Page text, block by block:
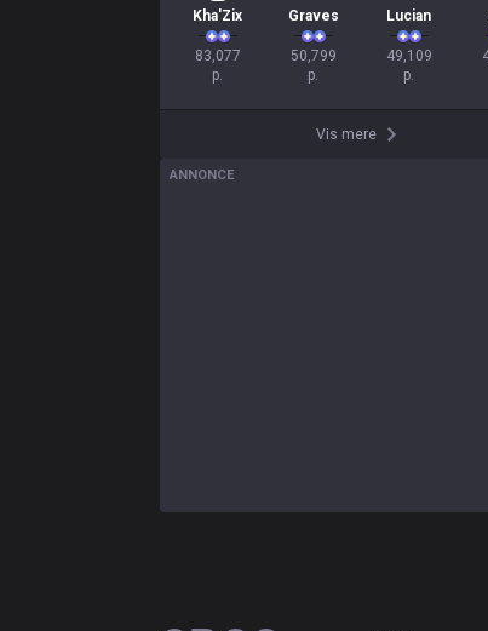
Kha'Zix
83,077
p.
Graves
50,799
p.
Lucian
49,109
p.
Vis mere
ANNONCE